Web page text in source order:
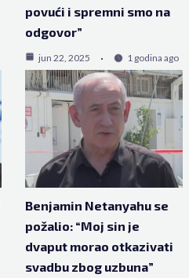
povući i spremni smo na
odgovor”
jun 22, 2025 1 godina ago
Benjamin Netanyahu se
požalio: “Moj sin je
dvaput morao otkazivati
svadbu zbog uzbuna”